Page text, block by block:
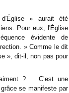
d'Église » aurait été
Pour eux, l'Église
évidente de
» Comme le dit
», dit-il, non pas pour
? C’est une
se manifeste par